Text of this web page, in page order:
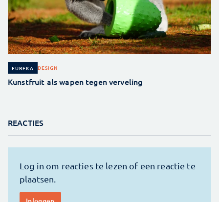
EUREKA DESIGN
Kunstfruit als wapen tegen verveling
REACTIES